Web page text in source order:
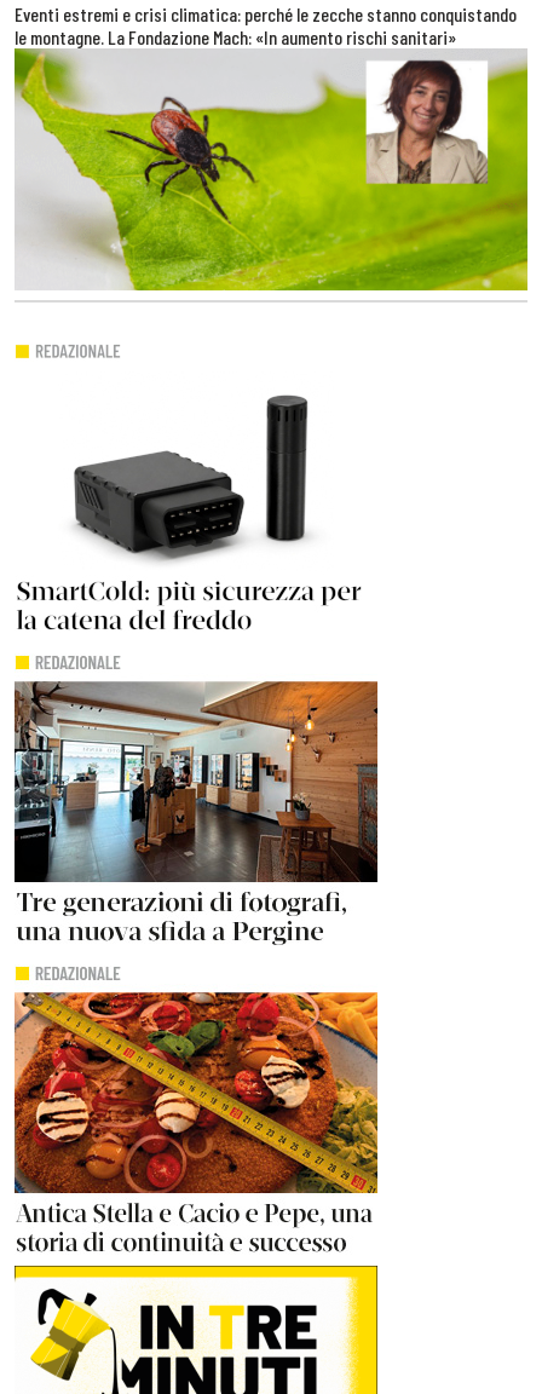
Eventi estremi e crisi climatica: perché le zecche stanno conquistando
le montagne. La Fondazione Mach: «In aumento rischi sanitari»